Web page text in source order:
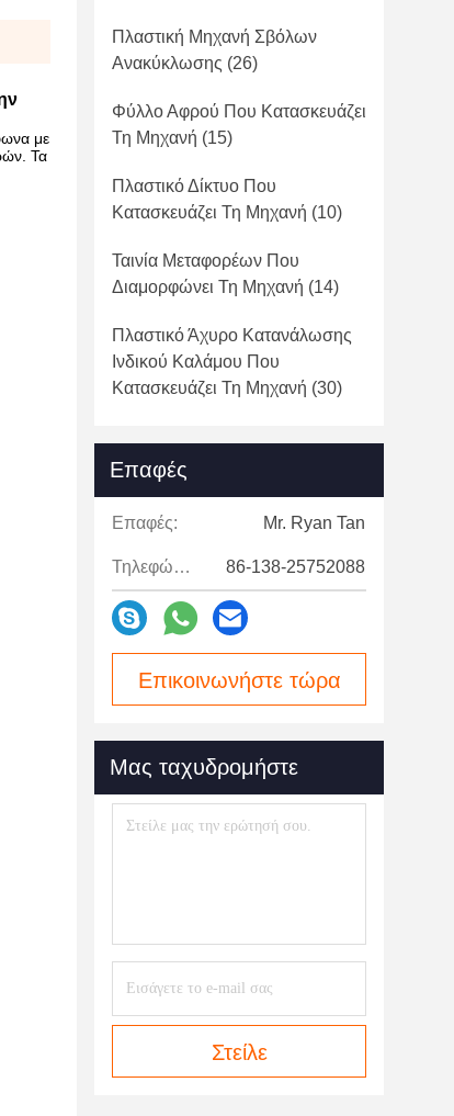
με
Τα
Πλαστική Μηχανή Σβόλων
Ανακύκλωσης (26)
Φύλλο Αφρού Που Κατασκευάζει
Τη Μηχανή (15)
Πλαστικό Δίκτυο Που
Κατασκευάζει Τη Μηχανή (10)
Ταινία Μεταφορέων Που
Διαμορφώνει Τη Μηχανή (14)
Πλαστικό Άχυρο Κατανάλωσης
Ινδικού Καλάμου Που
Κατασκευάζει Τη Μηχανή (30)
Επαφές
Επαφές: Mr. Ryan Tan
Τηλεφώνημα: 86-138-25752088
Επικοινωνήστε τώρα
Μας ταχυδρομήστε
Στείλε